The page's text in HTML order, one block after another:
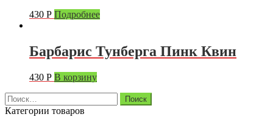
430 Р Подробнее
Барбарис Тунберга Пинк Квин
430 Р В корзину
Найти:
Категории товаров